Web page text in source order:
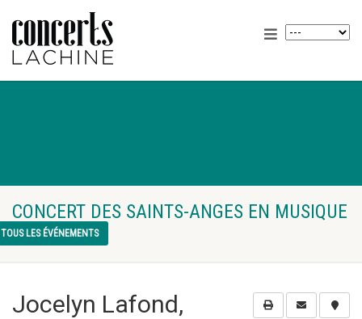
CONCERT DES SAINTS-ANGES EN MUSIQUE
TOUS LES ÉVÉNEMENTS
Jocelyn Lafond,